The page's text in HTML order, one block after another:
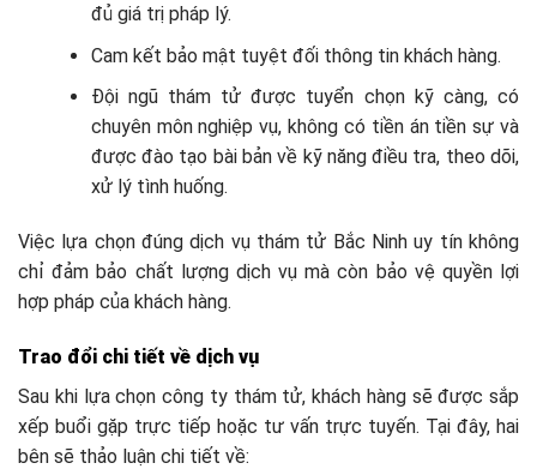
đủ giá trị pháp lý.
Cam kết bảo mật tuyệt đối thông tin khách hàng.
Đội ngũ thám tử được tuyển chọn kỹ càng, có
chuyên môn nghiệp vụ, không có tiền án tiền sự và
được đào tạo bài bản về kỹ năng điều tra, theo dõi,
xử lý tình huống.
Việc lựa chọn đúng dịch vụ thám tử Bắc Ninh uy tín không
chỉ đảm bảo chất lượng dịch vụ mà còn bảo vệ quyền lợi
hợp pháp của khách hàng.
Trao đổi chi tiết về dịch vụ
Sau khi lựa chọn công ty thám tử, khách hàng sẽ được sắp
xếp buổi gặp trực tiếp hoặc tư vấn trực tuyến. Tại đây, hai
bên sẽ thảo luận chi tiết về: